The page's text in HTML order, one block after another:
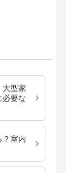
型家
必要な
？室内